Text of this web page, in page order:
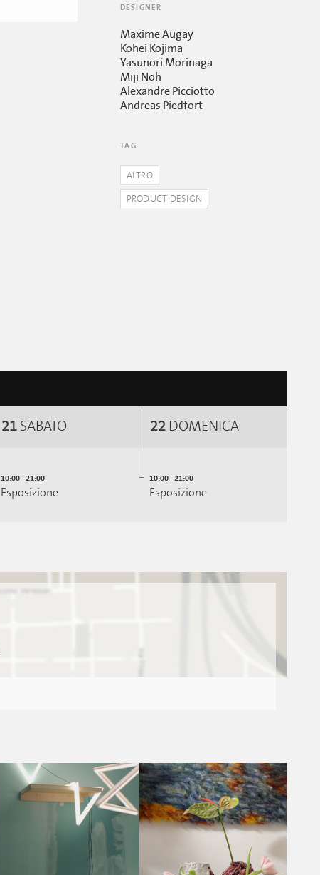
DESIGNER
Maxime Augay
Kohei Kojima
Yasunori Morinaga
Miji Noh
Alexandre Picciotto
Andreas Piedfort
TAG
ALTRO
PRODUCT DESIGN
21 SABATO
10:00 - 21:00
Esposizione
22DOMENICA
10:00 - 21:00
Esposizione